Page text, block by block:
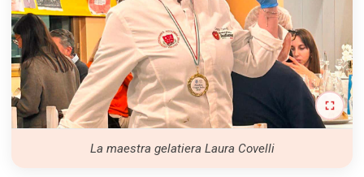
La maestra gelatiera Laura Covelli